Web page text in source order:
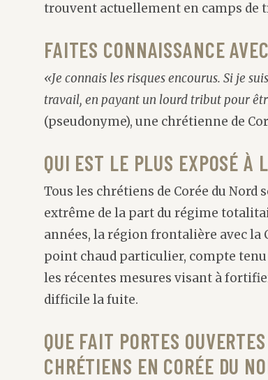
trouvent actuellement en camps de
FAITES CONNAISSANCE
«Je connais les risques encourus. Si je
travail, en payant un lourd tribut pour
(pseudonyme), une chrétienne de
QUI EST LE PLUS EXPOSÉ À
Tous les chrétiens de Corée du
extrême de la part du régime
années, la région frontalière avec la
point chaud particulier, compte
les récentes mesures visant à
difficile la fuite.
QUE FAIT PORTES
CHRÉTIENS EN CORÉE DU